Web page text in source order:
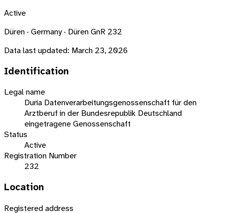
Active
Düren · Germany · Düren GnR 232
Data last updated: March 23, 2026
Identification
Legal name
Duria Datenverarbeitungsgenossenschaft für den
Arztberuf in der Bundesrepublik Deutschland
eingetragene Genossenschaft
Status
Active
Registration Number
232
Location
Registered address